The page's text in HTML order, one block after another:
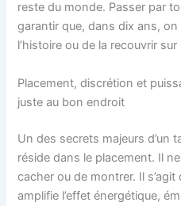
reste du monde. Passer par
garantir que, dans dix ans, on
l’histoire ou de la recouvrir
Placement, discrétion et
juste au bon endroit
Un des secrets majeurs d’un
réside dans le placement. Il
cacher ou de montrer. Il
amplifie l’effet énergétique,